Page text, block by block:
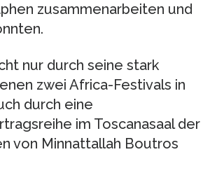
zusammenarbeiten und
nur durch seine stark
zwei Africa-Festivals in
durch eine
im Toscanasaal der
von Minnattallah Boutros